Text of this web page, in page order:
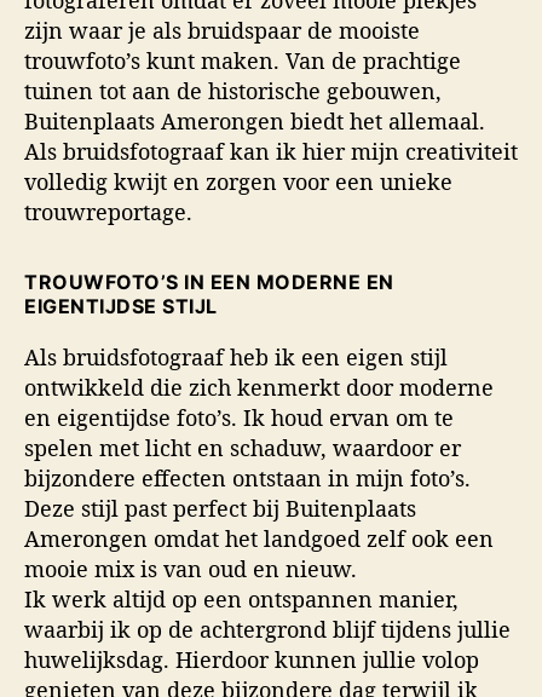
zijn waar je als bruidspaar de mooiste
trouwfoto’s kunt maken. Van de prachtige
tuinen tot aan de historische gebouwen,
Buitenplaats Amerongen biedt het allemaal.
Als bruidsfotograaf kan ik hier mijn creativiteit
volledig kwijt en zorgen voor een unieke
trouwreportage.
TROUWFOTO’S IN EEN MODERNE EN
EIGENTIJDSE STIJL
Als bruidsfotograaf heb ik een eigen stijl
ontwikkeld die zich kenmerkt door moderne
en eigentijdse foto’s. Ik houd ervan om te
spelen met licht en schaduw, waardoor er
bijzondere effecten ontstaan in mijn foto’s.
Deze stijl past perfect bij Buitenplaats
Amerongen omdat het landgoed zelf ook een
mooie mix is van oud en nieuw.
Ik werk altijd op een ontspannen manier,
waarbij ik op de achtergrond blijf tijdens jullie
huwelijksdag. Hierdoor kunnen jullie volop
genieten van deze bijzondere dag terwijl ik